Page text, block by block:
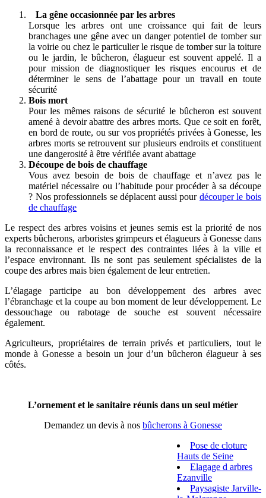
La gêne occasionnée par les arbres
Lorsque les arbres ont une croissance qui fait de leurs
branchages une gêne avec un danger potentiel de tomber sur
la voirie ou chez le particulier le risque de tomber sur la toiture
ou le jardin, le bûcheron, élagueur est souvent appelé. Il a
pour mission de diagnostiquer les risques encourus et de
déterminer le sens de l’abattage pour un travail en toute
sécurité
Bois mort
Pour les mêmes raisons de sécurité le bûcheron est souvent
amené à devoir abattre des arbres morts. Que ce soit en forêt,
en bord de route, ou sur vos propriétés privées à Gonesse, les
arbres morts se retrouvent sur plusieurs endroits et constituent
une dangerosité à être vérifiée avant abattage
Découpe de bois de chauffage
Vous avez besoin de bois de chauffage et n’avez pas le
matériel nécessaire ou l’habitude pour procéder à sa découpe
? Nos professionnels se déplacent aussi pour découper le bois
de chauffage
Le respect des arbres voisins et jeunes semis est la priorité de nos
experts bûcherons, arboristes grimpeurs et élagueurs à Gonesse dans
la reconnaissance et le respect des contraintes liées à la ville et
l’espace environnant. Ils ne sont pas seulement spécialistes de la
coupe des arbres mais bien également de leur entretien.
L’élagage participe au bon développement des arbres avec
l’ébranchage et la coupe au bon moment de leur développement. Le
dessouchage ou rabotage de souche est souvent nécessaire
également.
Agriculteurs, propriétaires de terrain privés et particuliers, tout le
monde à Gonesse a besoin un jour d’un bûcheron élagueur à ses
côtés.
L’ornement et le sanitaire réunis dans un seul métier
Demandez un devis à nos bûcherons à Gonesse
Pose de cloture
Hauts de Seine
Elagage d arbres
Ezanville
Paysagiste Jarville-